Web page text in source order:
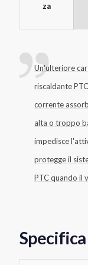
za
Un'ulteriore
riscaldante
corrente
alta o troppo
impedisce
protegge il
PTC quando il